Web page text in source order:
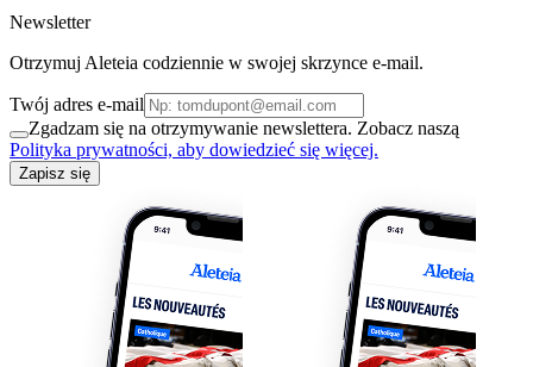
Newsletter
Otrzymuj Aleteia codziennie w swojej skrzynce e-mail.
Twój adres e-mail
Zgadzam się na otrzymywanie newslettera. Zobacz naszą
Polityka prywatności, aby dowiedzieć się więcej.
Zapisz się